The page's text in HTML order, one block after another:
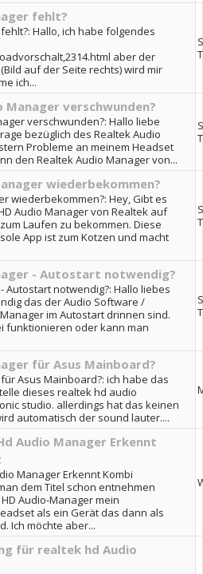
fehlt?
Hallo, ich habe folgendes
aber der
auf der Seite rechts) wird mir
ich...
Manager verschwunden?
verschwunden?: Hallo liebe
bezüglich des Realtek Audio
Probleme an meinem Headset
den Realtek Audio Manager von...
wiederbekommen?
wiederbekommen?: Hey, Gibt es
Audio Manager von Realtek auf
Laufen zu bekommen. Diese
App ist zum Kotzen und macht
- Autostart notwendig?
Autostart notwendig?: Hallo liebes
das der Audio Software /
im Autostart drinnen sind.
funktionieren oder kann man
für Asus Mainboard?
Asus Mainboard?: ich habe das
dieses realtek hd audio
studio. allerdings hat das keinen
automatisch der sound lauter....
Audio Manager Erkennt
Manager Erkennt Kombi
dem Titel schon entnehmen
Audio-Manager mein
als ein Gerät das dann als
Ich möchte aber...
für realtek hd Audio